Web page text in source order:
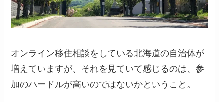
オンライン移住相談をしている北海道の自治体が
増えていますが、それを見ていて感じるのは、参
加のハードルが高いのではないかということ。